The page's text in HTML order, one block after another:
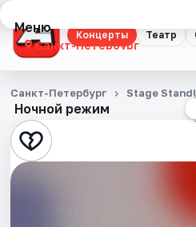
Концерты Театр
Меню
Санкт-Петербург
Концерты
Театр
Стендап
Ночной режим
Санкт-Петербург Stage